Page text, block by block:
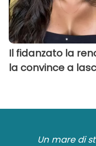
Il fidanzato la
la convince a
Un mare di